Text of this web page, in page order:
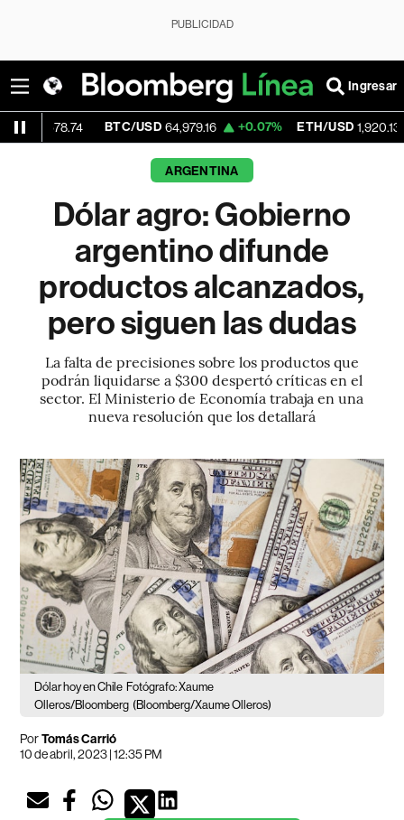
PUBLICIDAD
Ingresar
BTC/USD 64,979.16 +0.07% ETH/USD 1,920.133 +0.32%
ARGENTINA
Dólar agro: Gobierno
argentino difunde
productos alcanzados,
pero siguen las dudas
La falta de precisiones sobre los productos que
podrán liquidarse a $300 despertó críticas en el
sector. El Ministerio de Economía trabaja en una
nueva resolución que los detallará
Dólar hoy en Chile Fotógrafo: Xaume
Olleros/Bloomberg (Bloomberg/Xaume Olleros)
PorTomás Carrió
10 de abril, 2023 | 12:35 PM